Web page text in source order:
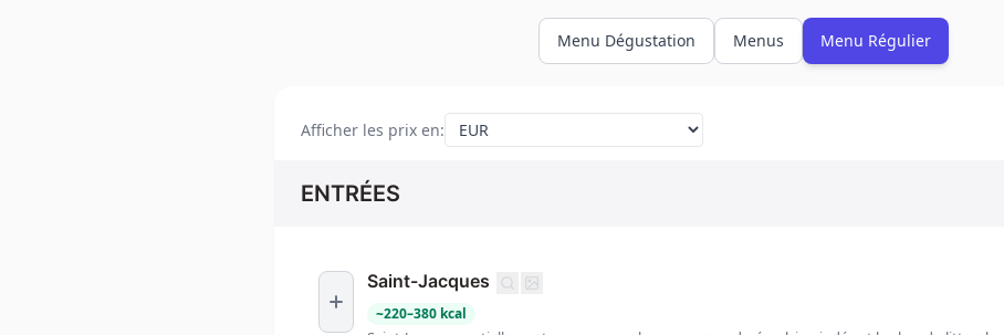
Menu Dégustation Menus Menu Régulier
Afficher les prix en:
ENTRÉES
Saint-Jacques
~220–380 kcal